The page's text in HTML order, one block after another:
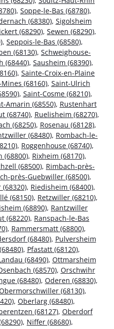
, Soppe-le-Bas (68780),
(68380), Sigolsheim
(68290), Sewen (68290),
, Seppois-le-Bas (68580),
(68130), Schweighouse-
(68440), Sausheim (68390),
, Sainte-Croix-en-Plaine
(68160), Saint-Ulrich
, Saint-Cosme (68210),
Amarin (68550), Rustenhart
(68740), Ruelisheim (68270),
(68250), Rosenau (68128),
(68480), Rombach-le-
, Roggenhouse (68740),
(68800), Rixheim (68170),
(68500), Rimbach-près-
près-Guebwiller (68500),
, Riedisheim (68400),
(68150), Retzwiller (68210),
(68890), Rantzwiller
(68220), Ranspach-le-Bas
, Rammersmatt (68800),
(68480), Pulversheim
, Pfastatt (68120),
(68490), Ottmarsheim
(68570), Orschwihr
(68480), Oderen (68830),
(68130),
, Oberlarg (68480),
(68127), Oberdorf
, Niffer (68680),